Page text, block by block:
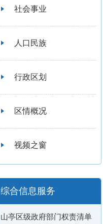
社会事业
人口民族
行政区划
区情概况
视频之窗
综合信息服务
山亭区级政府部门权责清单